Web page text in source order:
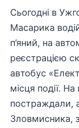
Сьогодні в
Масарика
п’яний, на
реєстрацією
автобус
місця події.
постраждали,
Зловмисника,